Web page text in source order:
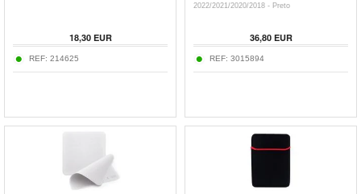
18,30EUR
REF: 214625
2022/2021/2020/2018 - Preto
36,80EUR
REF: 3015894